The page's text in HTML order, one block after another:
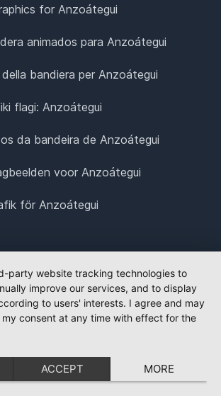
for Anzoátegui
animados para Anzoátegui
bandiera per Anzoátegui
flagi: Anzoátegui
da bandeira de Anzoátegui
voor Anzoátegui
för Anzoátegui
party website tracking technologies to
improve our services, and to display
to users' interests. I agree and may
consent at any time with effect for the
ACCEPT MORE